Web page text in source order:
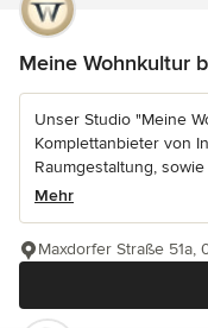
Meine Wohnkultur
Unser Studio "Meine
Komplettanbieter von
Raumgestaltung,
Mehr
Maxdorfer Straße 51a,